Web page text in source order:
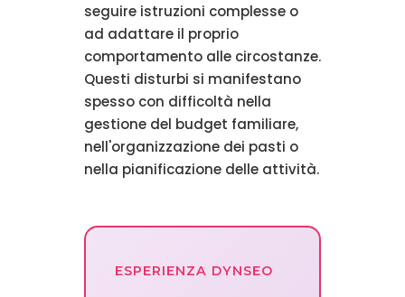
seguire istruzioni complesse o
ad adattare il proprio
comportamento alle circostanze.
Questi disturbi si manifestano
spesso con difficoltà nella
gestione del budget familiare,
nell'organizzazione dei pasti o
nella pianificazione delle attività.
ESPERIENZA DYNSEO